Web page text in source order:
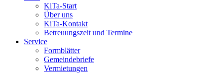
KiTa-Start
Über uns
KiTa-Kontakt
Betreuungszeit und Termine
Service
Formblätter
Gemeindebriefe
Vermietungen